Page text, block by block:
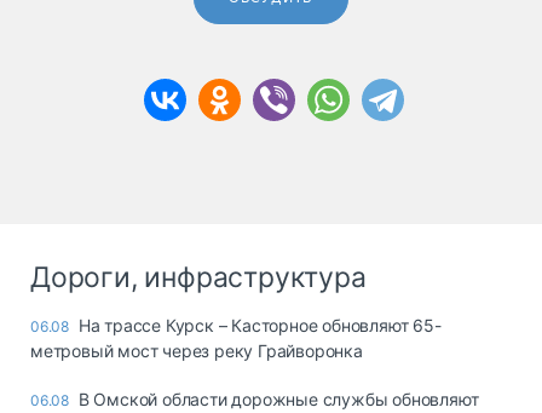
Дороги, инфраструктура
06.08 На трассе Курск – Касторное обновляют 65-
метровый мост через реку Грайворонка
06.08 В Омской области дорожные службы обновляют